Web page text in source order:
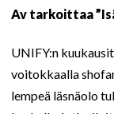
Av tarkoittaa
UNIFY:n
voitokkaalla
lempeä läsnäolo